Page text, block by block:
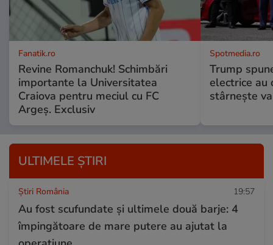
Fanatik.ro
Revine Romanchuk! Schimbări
importante la Universitatea
Craiova pentru meciul cu FC
Argeş. Exclusiv
Spotmedia.ro
Trump
electrice au
stârnește
ULTIMELE ȘTIRI
Știri România 19:57
Au fost scufundate și ultimele două barje: 4
împingătoare de mare putere au ajutat la